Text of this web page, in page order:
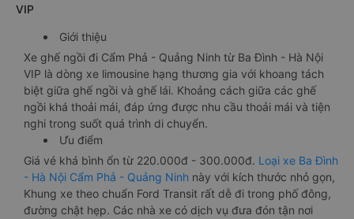
VIP
Giới thiệu
Xe ghế ngồi đi Cẩm Phả - Quảng Ninh từ Ba Đình - Hà Nội
VIP là dòng xe limousine hạng thương gia với khoang tách
biệt giữa ghế ngồi và ghế lái. Khoảng cách giữa các ghế
ngồi khá thoải mái, đáp ứng được nhu cầu thoải mái và tiện
nghi trong suốt quá trình di chuyển.
Ưu điểm
Giá vé khá bình ổn từ 220.000đ - 300.000đ. Loại xe Ba Đình
- Hà Nội Cẩm Phả - Quảng Ninh này với kích thước nhỏ gọn,
Khung xe theo chuẩn Ford Transit rất dễ đi trong phố đông,
đường chật hẹp. Các nhà xe có dịch vụ đưa đón tận nơi